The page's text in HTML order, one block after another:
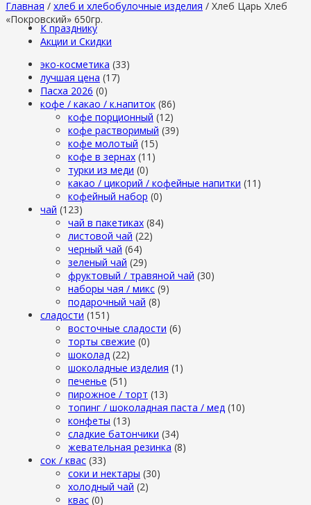
Главная / хлеб и хлебобулочные изделия / Хлеб Царь Хлеб
«Покровский» 650гр.
К празднику
Акции и Скидки
эко-косметика (33)
лучшая цена (17)
Пасха 2026 (0)
кофе / какао / к.напиток (86)
кофе порционный (12)
кофе растворимый (39)
кофе молотый (15)
кофе в зернах (11)
турки из меди (0)
какао / цикорий / кофейные напитки (11)
кофейный набор (0)
чай (123)
чай в пакетиках (84)
листовой чай (22)
черный чай (64)
зеленый чай (29)
фруктовый / травяной чай (30)
наборы чая / микс (9)
подарочный чай (8)
сладости (151)
восточные сладости (6)
торты свежие (0)
шоколад (22)
шоколадные изделия (1)
печенье (51)
пирожное / торт (13)
топинг / шоколадная паста / мед (10)
конфеты (13)
сладкие батончики (34)
жевательная резинка (8)
сок / квас (33)
соки и нектары (30)
холодный чай (2)
квас (0)